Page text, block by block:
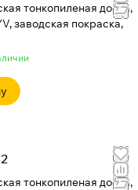
тонкопиленая доска,
заводская покраска,
тонкопиленая доска,